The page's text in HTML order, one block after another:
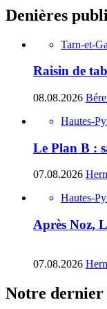
Denières
Tarn-et-
Raisin de
08.08.2026
Hautes-
Le Plan B :
07.08.2026
Hautes-
Après Noz,
07.08.2026
Notre dernier